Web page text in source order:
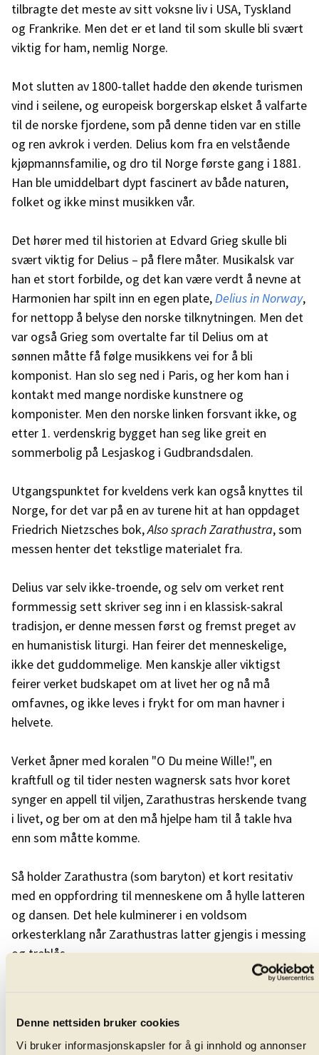
Denne nettsiden bruker cookies
Vi bruker informasjonskapsler for å gi innhold og annonser
tilbragte det meste av sitt voksne liv i USA, Tyskland
og Frankrike. Men det er et land til som skulle bli svært
viktig for ham, nemlig Norge.
Mot slutten av 1800-tallet hadde den økende turismen
vind i seilene, og europeisk borgerskap elsket å valfarte
til de norske fjordene, som på denne tiden var en stille
og ren avkrok i verden. Delius kom fra en velstående
kjøpmannsfamilie, og dro til Norge første gang i 1881.
Han ble umiddelbart dypt fascinert av både naturen,
folket og ikke minst musikken vår.
Det hører med til historien at Edvard Grieg skulle bli
svært viktig for Delius – på flere måter. Musikalsk var
han et stort forbilde, og det kan være verdt å nevne at
Harmonien har spilt inn en egen plate,Delius in Norway,
for nettopp å belyse den norske tilknytningen. Men det
var også Grieg som overtalte far til Delius om at
sønnen måtte få følge musikkens vei for å bli
komponist. Han slo seg ned i Paris, og her kom han i
kontakt med mange nordiske kunstnere og
komponister. Men den norske linken forsvant ikke, og
etter 1. verdenskrig bygget han seg like greit en
sommerbolig på Lesjaskog i Gudbrandsdalen.
Utgangspunktet for kveldens verk kan også knyttes til
Norge, for det var på en av turene hit at han oppdaget
Friedrich Nietzsches bok,Also sprach Zarathustra, som
messen henter det tekstlige materialet fra.
Delius var selv ikke-troende, og selv om verket rent
formmessig sett skriver seg inn i en klassisk-sakral
tradisjon, er denne messen først og fremst preget av
en humanistisk liturgi. Han feirer det menneskelige,
ikke det guddommelige. Men kanskje aller viktigst
feirer verket budskapet om at livet her og nå må
omfavnes, og ikke leves i frykt for om man havner i
helvete.
Verket åpner med koralen "O Du meine Wille!", en
kraftfull og til tider nesten wagnersk sats hvor koret
synger en appell til viljen, Zarathustras herskende tvang
i livet, og ber om at den må hjelpe ham til å takle hva
enn som måtte komme.
Så holder Zarathustra (som baryton) et kort resitativ
med en oppfordring til menneskene om å hylle latteren
og dansen. Det hele kulminerer i en voldsom
orkesterklang når Zarathustras latter gjengis i messing
og treblås.
kjære. Tenor-, sopran- og kontraaltsolister
kommenterer Mannen, mens livet danser lokkende